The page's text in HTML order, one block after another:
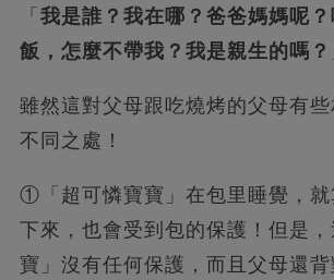
「 我是誰？我在哪？爸爸媽媽呢
飯，怎麼不帶我？我是親生的嗎？
雖然這對父母跟吃燒烤的父母有
不同之處！
①「超可憐寶寶」在包里睡覺，就
下來，也會受到包的保護！但是
寶」沒有任何保護，而且父母還